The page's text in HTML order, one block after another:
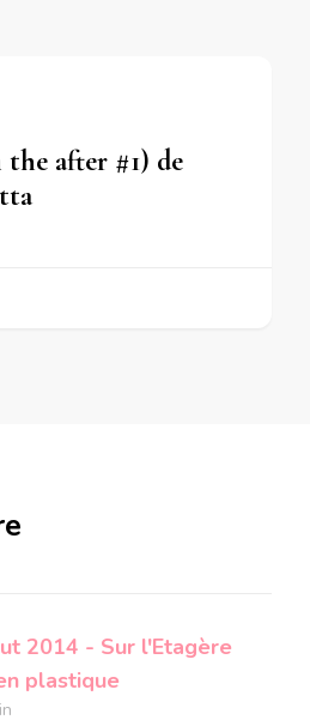
after #1) de
2014 - Sur l'Etagère
plastique